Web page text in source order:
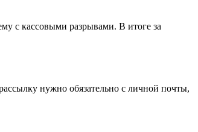
с кассовыми разрывами. В итоге за
нужно обязательно с личной почты,